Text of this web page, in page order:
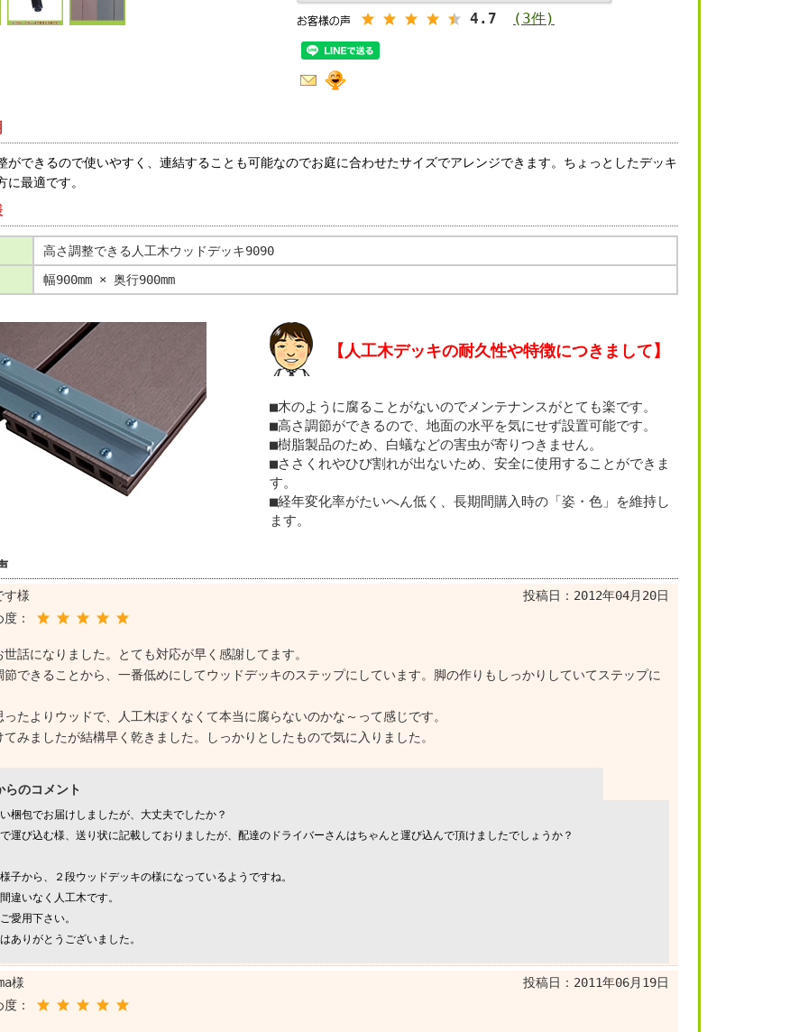
4.7 (3件)
ができるので使いやすく、連結することも可能なのでお庭に合わせたサイズでアレンジできます。ちょっとしたデッキ
に最適です。
高さ調整できる人工木ウッドデッキ9090
幅900mm × 奥行900mm
【人工木デッキの耐久性や特徴につきまして】
■木のように腐ることがないのでメンテナンスがとても楽です。
■高さ調節ができるので、地面の水平を気にせず設置可能です。
■樹脂製品のため、白蟻などの害虫が寄りつきません。
■ささくれやひび割れが出ないため、安全に使用することができま
す。
■経年変化率がたいへん低く、長期間購入時の「姿・色」を維持し
ます。
す様 投稿日： 2012年04月20日
度：
世話になりました。とても対応が早く感謝してます。
節できることから、一番低めにしてウッドデッキのステップにしています。脚の作りもしっかりしていてステップに
ったよりウッドで、人工木ぽくなくて本当に腐らないのかな～って感じです。
てみましたが結構早く乾きました。しっかりとしたもので気に入りました。
らのコメント
梱包でお届けしましたが、大丈夫でしたか？
運び込む様、送り状に記載しておりましたが、配達のドライバーさんはちゃんと運び込んで頂けましたでしょうか？
子から、２段ウッドデッキの様になっているようですね。
違いなく人工木です。
愛用下さい。
ありがとうございました。
様 投稿日： 2011年06月19日
度：